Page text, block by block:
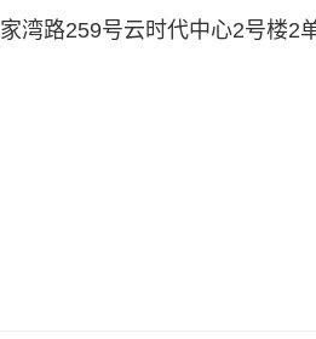
湾路259号云时代中心2号楼2